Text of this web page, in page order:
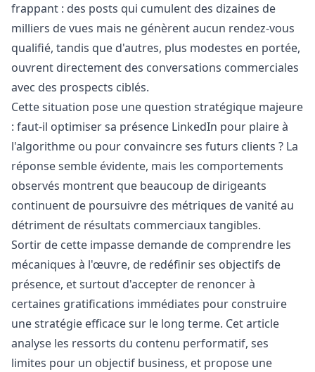
frappant : des posts qui cumulent des dizaines de
milliers de vues mais ne génèrent aucun rendez-vous
qualifié, tandis que d'autres, plus modestes en portée,
ouvrent directement des conversations commerciales
avec des prospects ciblés.
Cette situation pose une question stratégique majeure
: faut-il optimiser sa présence LinkedIn pour plaire à
l'algorithme ou pour convaincre ses futurs clients ? La
réponse semble évidente, mais les comportements
observés montrent que beaucoup de dirigeants
continuent de poursuivre des métriques de vanité au
détriment de résultats commerciaux tangibles.
Sortir de cette impasse demande de comprendre les
mécaniques à l'œuvre, de redéfinir ses objectifs de
présence, et surtout d'accepter de renoncer à
certaines gratifications immédiates pour construire
une stratégie efficace sur le long terme. Cet article
analyse les ressorts du contenu performatif, ses
limites pour un objectif business, et propose une